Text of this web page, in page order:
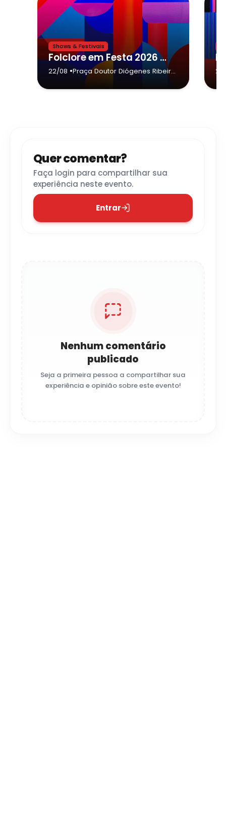
Shows & Festivais
Folclore em Festa 2026 da cidade de Caraguatatuba,Fandango Canta Galo
22/08 •Praça Doutor Diógenes Ribeiro
de Lima & Avenida Doutor
Arthur da Costa Filho-
Quer comentar?
Faça login para compartilhar sua
experiência neste evento.
Entrar
Nenhum comentário
publicado
Seja a primeira pessoa a compartilhar sua
experiência e opinião sobre este evento!